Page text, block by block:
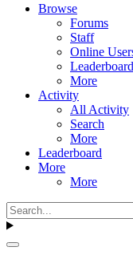
Browse
Forums
Staff
Online
Leaderboard
More
Activity
All Activity
Search
More
Leaderboard
More
More